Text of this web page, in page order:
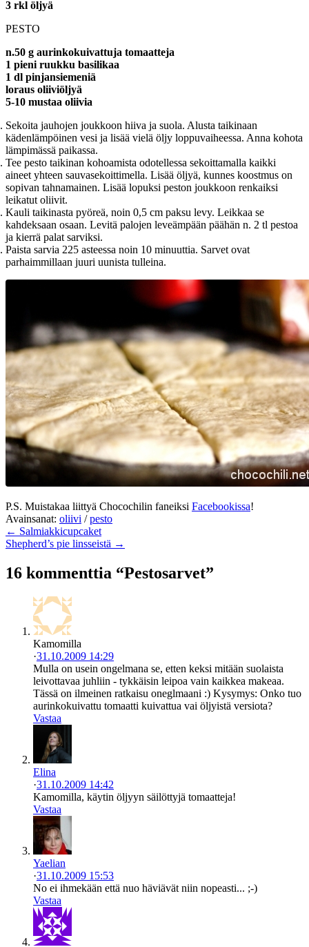
3 rkl öljyä
PESTO
n.50 g aurinkokuivattuja tomaatteja
1 pieni ruukku basilikaa
1 dl pinjansiemeniä
loraus oliiviöljyä
5-10 mustaa oliivia
Sekoita jauhojen joukkoon hiiva ja suola. Alusta taikinaan
kädenlämpöinen vesi ja lisää vielä öljy loppuvaiheessa. Anna kohota
lämpimässä paikassa.
Tee pesto taikinan kohoamista odotellessa sekoittamalla kaikki
aineet yhteen sauvasekoittimella. Lisää öljyä, kunnes koostmus on
sopivan tahnamainen. Lisää lopuksi peston joukkoon renkaiksi
leikatut oliivit.
Kauli taikinasta pyöreä, noin 0,5 cm paksu levy. Leikkaa se
kahdeksaan osaan. Levitä palojen leveämpään päähän n. 2 tl pestoa
ja kierrä palat sarviksi.
Paista sarvia 225 asteessa noin 10 minuuttia. Sarvet ovat
parhaimmillaan juuri uunista tulleina.
P.S. Muistakaa liittyä Chocochilin faneiksi Facebookissa!
Avainsanat: oliivi /pesto
← Salmiakkicupcaket
Shepherd’s pie linsseistä →
16 kommenttia “Pestosarvet”
Kamomilla
·31.10.2009 14:29
Mulla on usein ongelmana se, etten keksi mitään suolaista
leivottavaa juhliin - tykkäisin leipoa vain kaikkea makeaa.
Tässä on ilmeinen ratkaisu oneglmaani :) Kysymys: Onko tuo
aurinkokuivattu tomaatti kuivattua vai öljyistä versiota?
Vastaa
Elina
·31.10.2009 14:42
Kamomilla, käytin öljyyn säilöttyjä tomaatteja!
Vastaa
Yaelian
·31.10.2009 15:53
No ei ihmekään että nuo häviävät niin nopeasti... ;-)
Vastaa